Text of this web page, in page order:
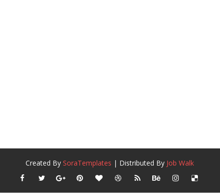
Created BySoraTemplates | Distributed By Job Walk